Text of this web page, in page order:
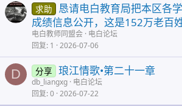
求助
恳请电白教育局把本区各
成绩信息公开，这是152万老百
电白教师同盟会 电白论坛
回复 1 2026-07-06
D 分享 琅江情歌•第二十一章
db_liangxg 电白论坛
回复 0 2026-07-22